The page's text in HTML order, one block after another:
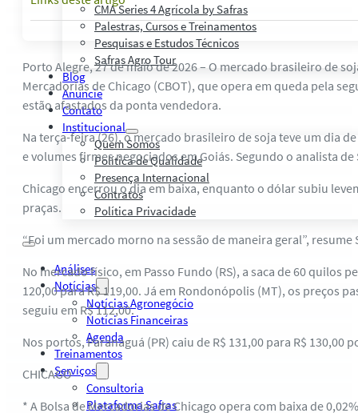
CMA Series 4 Agrícola by Safras
Palestras, Cursos e Treinamentos
Pesquisas e Estudos Técnicos
Safras Agro Tour
Blog
Anuncie
Contato
Institucional
Quem Somos
Política de Qualidade
Presença Internacional
Contratos
Política Privacidade
Análises
Notícias
Notícias Agronegócio
Notícias Financeiras
Agenda
Treinamentos
Serviços
Consultoria
Plataforma Safras
Porto Alegre, 27 de maio de 2026 – O mercado brasileiro de
Mercadorias de Chicago (CBOT), que opera em queda pela
estão afastados da ponta vendedora.
Na terça-feira (26), o mercado brasileiro de soja teve um dia
e volumes firmes negociados em Goiás. Segundo o analista
Chicago encerrou o dia em baixa, enquanto o dólar subiu
praças.
“Foi um mercado morno na sessão de maneira geral”, resume
No mercado físico, em Passo Fundo (RS), a saca de 60 quilos
120,00 para R$ 119,00. Já em Rondonópolis (MT), os preços
seguiu em R$ 112,00.
Nos portos, Paranaguá (PR) caiu de R$ 131,00 para R$ 130,00
CHICAGO
* A Bolsa de Mercadorias de Chicago opera com baixa de